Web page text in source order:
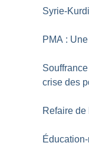
Syrie-
PMA :
crise des
Refaire de